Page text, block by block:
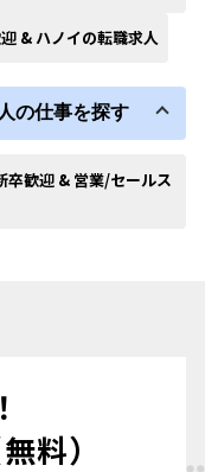
& ハノイの転職求人
の仕事を探す
卒歓迎 & 営業/セールス
料）